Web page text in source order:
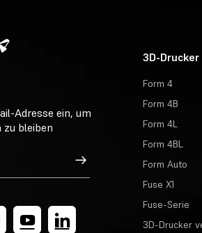
Adresse ein, um
zu bleiben
Registrieren
3D-Drucker
Form 4
Form 4B
Form 4L
Form 4BL
Form Auto
Fuse X1
Fuse-Serie
3D-Drucker